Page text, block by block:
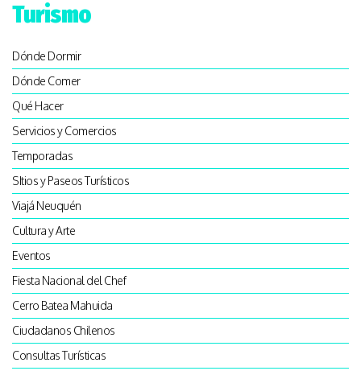
Turismo
Dónde Dormir
Dónde Comer
Qué Hacer
Servicios y Comercios
Temporadas
SItios y Paseos Turísticos
Viajá Neuquén
Cultura y Arte
Eventos
Fiesta Nacional del Chef
Cerro Batea Mahuida
Ciudadanos Chilenos
Consultas Turísticas